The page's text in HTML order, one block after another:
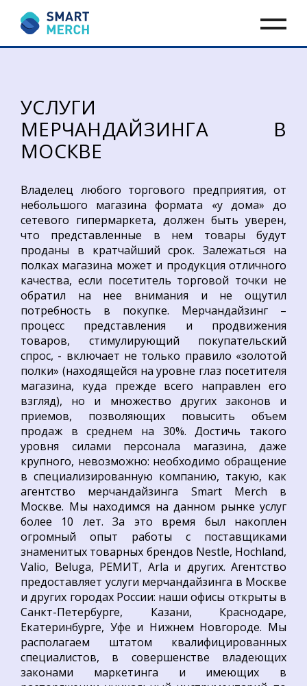
УСЛУГИ
МЕРЧАНДАЙЗИНГА В
МОСКВЕ
Владелец любого торгового предприятия, от
небольшого магазина формата «у дома» до
сетевого гипермаркета, должен быть уверен,
что представленные в нем товары будут
проданы в кратчайший срок. Залежаться на
полках магазина может и продукция отличного
качества, если посетитель торговой точки не
обратил на нее внимания и не ощутил
потребность в покупке. Мерчандайзинг –
процесс представления и продвижения
товаров, стимулирующий покупательский
спрос, - включает не только правило «золотой
полки» (находящейся на уровне глаз посетителя
магазина, куда прежде всего направлен его
взгляд), но и множество других законов и
приемов, позволяющих повысить объем
продаж в среднем на 30%. Достичь такого
уровня силами персонала магазина, даже
крупного, невозможно: необходимо обращение
в специализированную компанию, такую, как
агентство мерчандайзинга Smart Merch в
Москве. Мы находимся на данном рынке услуг
более 10 лет. За это время был накоплен
огромный опыт работы с поставщиками
знаменитых товарных брендов Nestle, Hochland,
Valio, Beluga, РЕМИТ, Arla и других. Агентство
предоставляет услуги мерчандайзинга в Москве
и других городах России: наши офисы открыты в
Санкт-Петербурге, Казани, Краснодаре,
Екатеринбурге, Уфе и Нижнем Новгороде. Мы
располагаем штатом квалифицированных
специалистов, в совершенстве владеющих
законами маркетинга и имеющих в